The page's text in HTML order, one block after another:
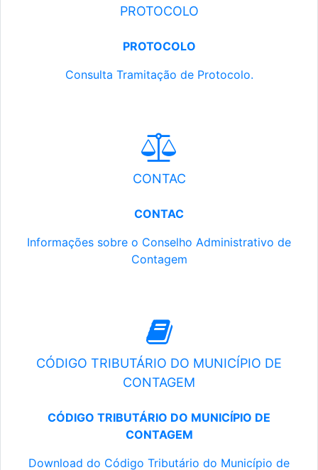
PROTOCOLO
PROTOCOLO
Consulta Tramitação de Protocolo.
CONTAC
CONTAC
Informações sobre o Conselho Administrativo de
Contagem
CÓDIGO TRIBUTÁRIO DO MUNICÍPIO DE
CONTAGEM
CÓDIGO TRIBUTÁRIO DO MUNICÍPIO DE
CONTAGEM
Download do Código Tributário do Município de